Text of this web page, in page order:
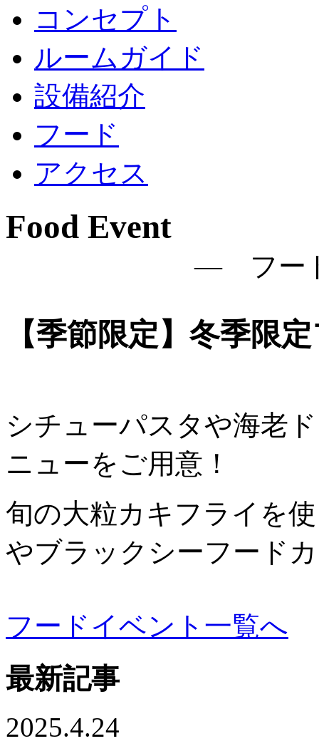
コンセプト
ルームガイド
設備紹介
フード
アクセス
Food Event
― フー
【季節限定】冬季限
シチューパスタや海老
ニューをご用意！
旬の大粒カキフライを
やブラックシーフード
フードイベント一覧へ
最新記事
2025.4.24